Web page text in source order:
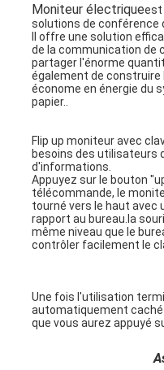
Aperçu
Moniteur électriqueest
solutions de conférence
Il offre une solution
de la communication de
partager l'énorme
également de
économe en énergie du
papier..
Flip up moniteur avec
besoins des utilisateurs
d'informations.
Appuyez sur le bouton
télécommande, le
tourné vers le haut avec
rapport au bureau.la
même niveau que le
contrôler facilement le
Une fois l'utilisation
automatiquement caché
que vous aurez appuyé